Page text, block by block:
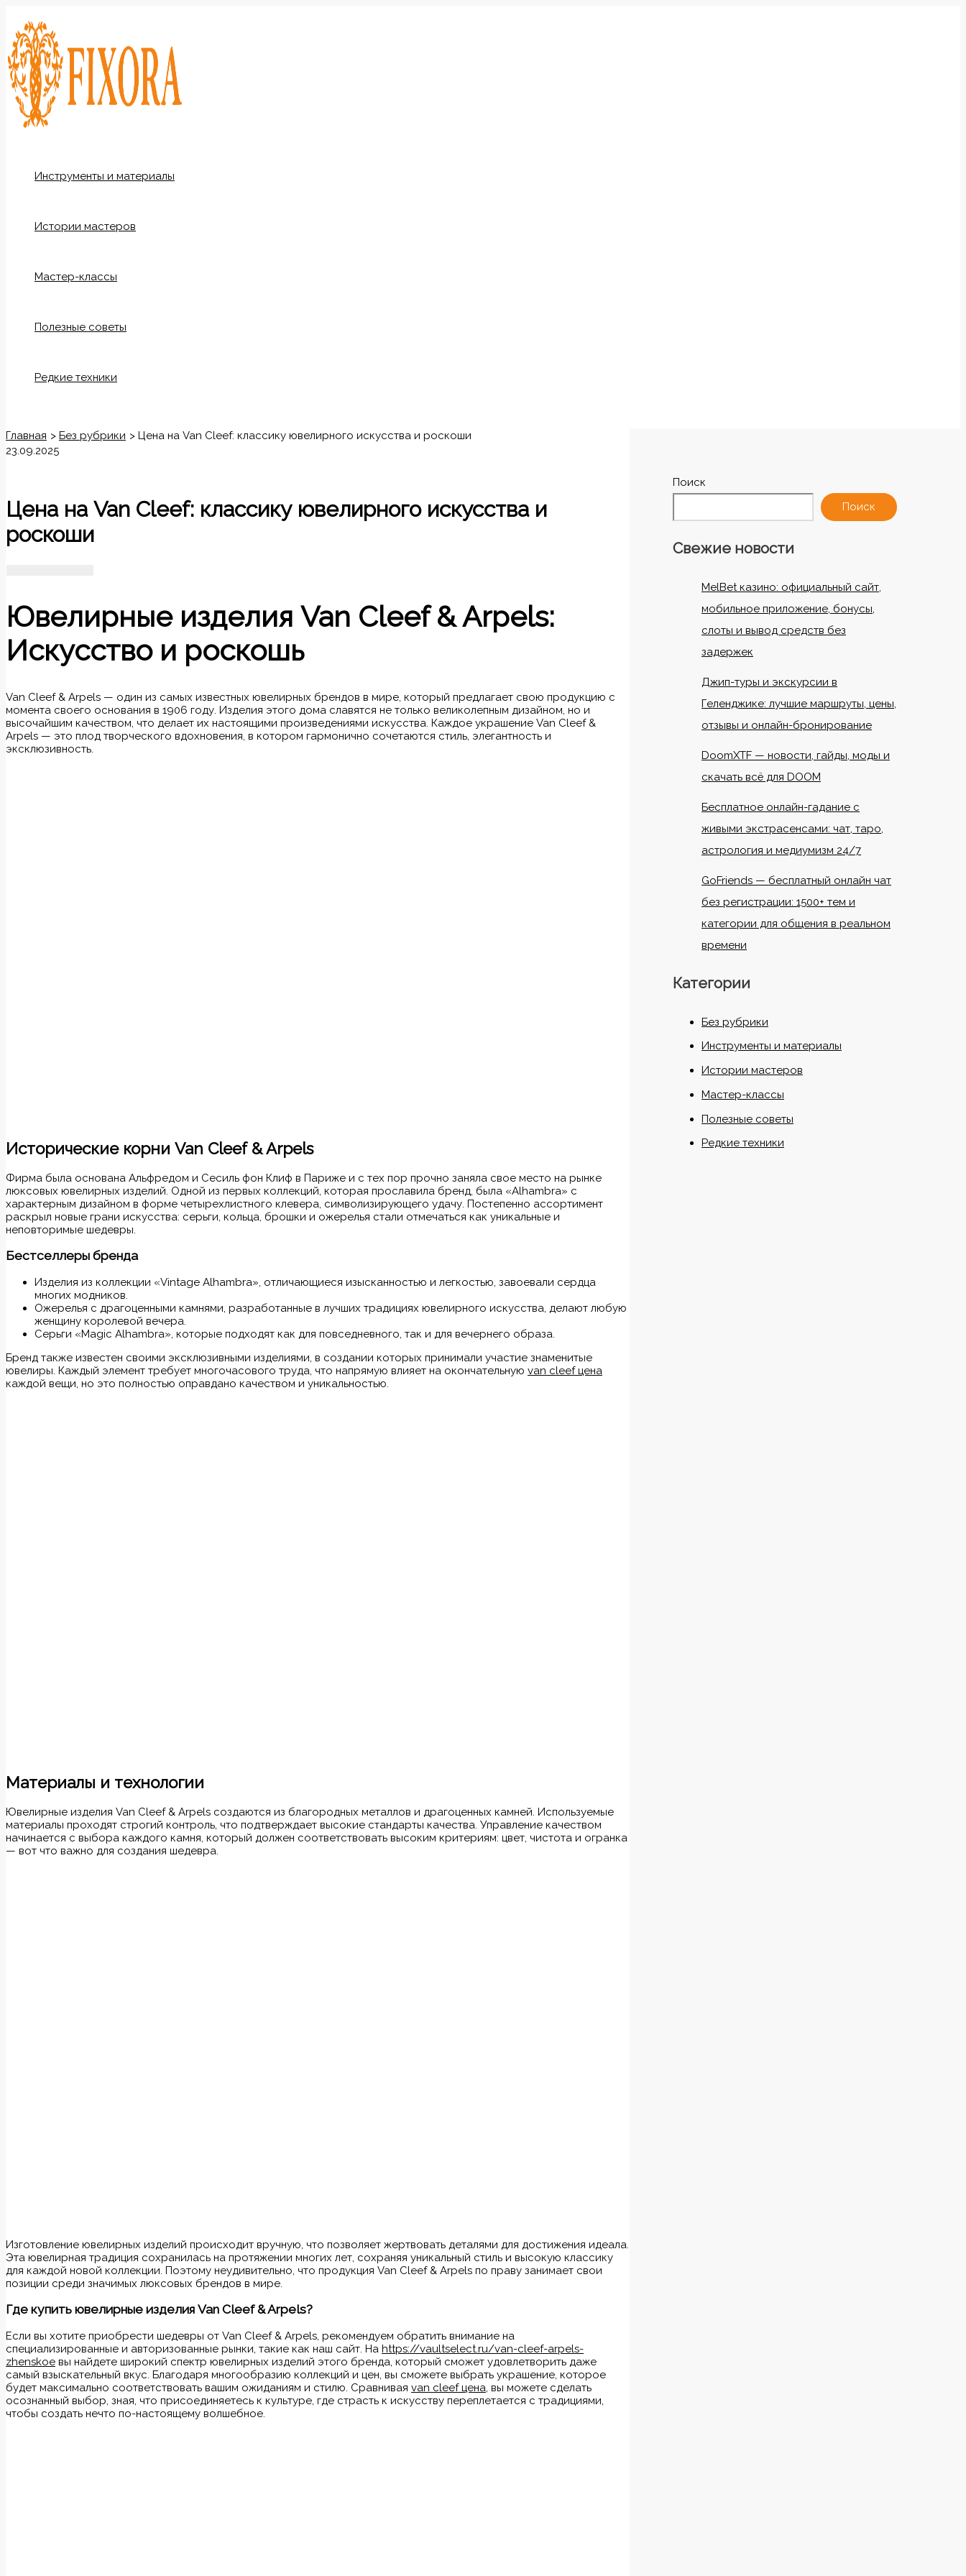
содержимому
Инструменты и материалы
Истории мастеров
Мастер-классы
Полезные советы
Редкие техники
Главная Без рубрики
Цена на Van Cleef: классику ювелирного искусства и роскоши
23.09.2025
Цена на Van Cleef: классику ювелирного искусства и
роскоши
Ювелирные изделия Van Cleef & Arpels:
Искусство и роскошь
Van Cleef & Arpels — один из самых известных ювелирных брендов в мире, который предлагает свою продукцию с
момента своего основания в 1906 году. Изделия этого дома славятся не только великолепным дизайном, но и
высочайшим качеством, что делает их настоящими произведениями искусства. Каждое украшение Van Cleef &
Arpels — это плод творческого вдохновения, в котором гармонично сочетаются стиль, элегантность и
эксклюзивность.
Исторические корни Van Cleef & Arpels
Фирма была основана Альфредом и Сесиль фон Клиф в Париже и с тех пор прочно заняла свое место на рынке
люксовых ювелирных изделий. Одной из первых коллекций, которая прославила бренд, была «Alhambra» с
характерным дизайном в форме четырехлистного клевера, символизирующего удачу. Постепенно ассортимент
раскрыл новые грани искусства: серьги, кольца, брошки и ожерелья стали отмечаться как уникальные и
неповторимые шедевры.
Бестселлеры бренда
Изделия из коллекции «Vintage Alhambra», отличающиеся изысканностью и легкостью, завоевали сердца
многих модников.
Ожерелья с драгоценными камнями, разработанные в лучших традициях ювелирного искусства, делают любую
женщину королевой вечера.
Серьги «Magic Alhambra», которые подходят как для повседневного, так и для вечернего образа.
Бренд также известен своими эксклюзивными изделиями, в создании которых принимали участие знаменитые
ювелиры. Каждый элемент требует многочасового труда, что напрямую влияет на окончательную van cleef цена
каждой вещи, но это полностью оправдано качеством и уникальностью.
Материалы и технологии
Ювелирные изделия Van Cleef & Arpels создаются из благородных металлов и драгоценных камней. Используемые
материалы проходят строгий контроль, что подтверждает высокие стандарты качества. Управление качеством
начинается с выбора каждого камня, который должен соответствовать высоким критериям: цвет, чистота и огранка
— вот что важно для создания шедевра.
Изготовление ювелирных изделий происходит вручную, что позволяет жертвовать деталями для достижения идеала.
Эта ювелирная традиция сохранилась на протяжении многих лет, сохраняя уникальный стиль и высокую классику
для каждой новой коллекции. Поэтому неудивительно, что продукция Van Cleef & Arpels по праву занимает свои
позиции среди значимых люксовых брендов в мире.
Где купить ювелирные изделия Van Cleef & Arpels?
Если вы хотите приобрести шедевры от Van Cleef & Arpels, рекомендуем обратить внимание на
специализированные и авторизованные рынки, такие как наш сайт. На https://vaultselect.ru/van-cleef-arpels-
zhenskoe вы найдете широкий спектр ювелирных изделий этого бренда, который сможет удовлетворить даже
самый взыскательный вкус. Благодаря многообразию коллекций и цен, вы сможете выбрать украшение, которое
будет максимально соответствовать вашим ожиданиям и стилю. Сравнивая van cleef цена, вы можете сделать
осознанный выбор, зная, что присоединяетесь к культуре, где страсть к искусству переплетается с традициями,
чтобы создать нечто по-настоящему волшебное.
Поиск
Поиск
Свежие новости
MelBet казино: официальный сайт,
мобильное приложение, бонусы,
слоты и вывод средств без
задержек
Джип-туры и экскурсии в
Геленджике: лучшие маршруты, цены,
отзывы и онлайн-бронирование
DoomXTF — новости, гайды, моды и
скачать всё для DOOM
Бесплатное онлайн-гадание с
живыми экстрасенсами: чат, таро,
астрология и медиумизм 24/7
GoFriends — бесплатный онлайн чат
без регистрации: 1500+ тем и
категории для общения в реальном
времени
Категории
Без рубрики
Инструменты и материалы
Истории мастеров
Мастер-классы
Полезные советы
Редкие техники